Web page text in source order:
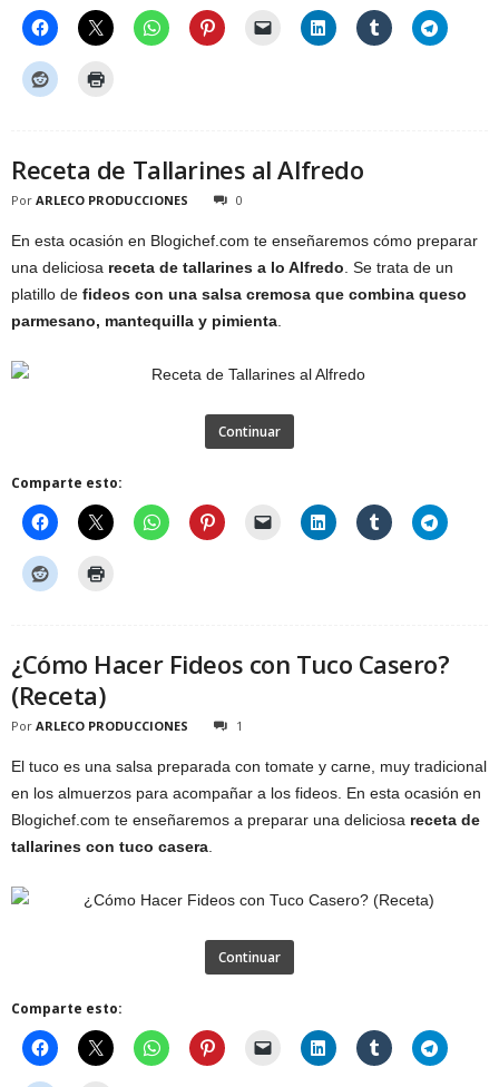
Receta de Tallarines al Alfredo
Por ARLECO PRODUCCIONES 0
En esta ocasión en Blogichef.com te enseñaremos cómo preparar
una deliciosa receta de tallarines a lo Alfredo . Se trata de un
platillo de fideos con una salsa cremosa que combina queso
parmesano, mantequilla y pimienta
Continuar
Comparte esto:
¿Cómo Hacer Fideos con Tuco Casero?
(Receta)
Por ARLECO PRODUCCIONES 1
El tuco es una salsa preparada con tomate y carne, muy tradicional
en los almuerzos para acompañar a los fideos. En esta ocasión en
Blogichef.com te enseñaremos a preparar una deliciosa receta de
tallarines con tuco casera
Continuar
Comparte esto: